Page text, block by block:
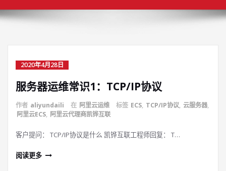
2020年4月28日
服务器运维常识1：TCP/IP协议
作者 aliyundaili 在 阿里云运维 标签 ECS, TCP/IP协议, 云服务器,
阿里云ECS, 阿里云代理商凯铧互联
客户提问： TCP/IP协议是什么 凯铧互联工程师回复： T…
阅读更多